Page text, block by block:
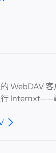
WebDAV
行 Internxt——